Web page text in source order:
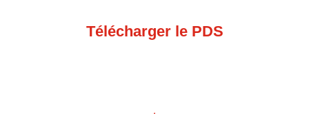
Télécharger le PDS